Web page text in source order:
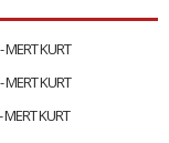
MERT KURT
MERT KURT
MERT KURT